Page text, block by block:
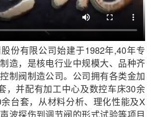
份有限公司始建于1982年,40年专
造，是核电行业中规模大、品种齐
制阀制造公司。公司拥有各类金加
，并配有加工中心及数控车床30余
台套，从材料分析、理化性能及X